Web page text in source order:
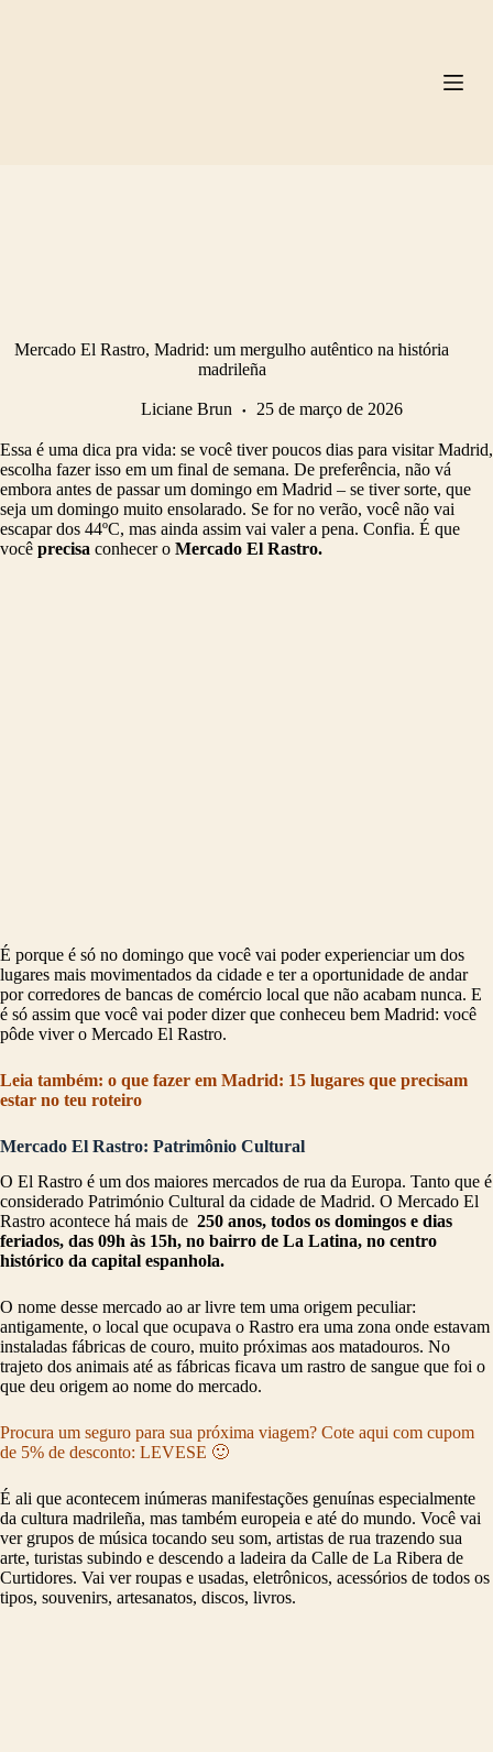
Mercado El Rastro, Madrid: um mergulho autêntico na história
madrileña
Liciane Brun 25 de março de 2026
Essa é uma dica pra vida: se você tiver poucos dias para visitar Madrid,
escolha fazer isso em um final de semana. De preferência, não vá
embora antes de passar um domingo em Madrid – se tiver sorte, que
seja um domingo muito ensolarado. Se for no verão, você não vai
escapar dos 44ºC, mas ainda assim vai valer a pena. Confia. É que
você precisa conhecer o Mercado El Rastro.
É porque é só no domingo que você vai poder experienciar um dos
lugares mais movimentados da cidade e ter a oportunidade de andar
por corredores de bancas de comércio local que não acabam nunca. E
é só assim que você vai poder dizer que conheceu bem Madrid: você
pôde viver o Mercado El Rastro.
Leia também: o que fazer em Madrid: 15 lugares que precisam
estar no teu roteiro
Mercado El Rastro: Patrimônio Cultural
O El Rastro é um dos maiores mercados de rua da Europa. Tanto que é
considerado Património Cultural da cidade de Madrid. O Mercado El
Rastro acontece há mais de 250 anos, todos os domingos e dias
feriados, das 09h às 15h, no bairro de La Latina, no centro
histórico da capital espanhola.
O nome desse mercado ao ar livre tem uma origem peculiar:
antigamente, o local que ocupava o Rastro era uma zona onde estavam
instaladas fábricas de couro, muito próximas aos matadouros. No
trajeto dos animais até as fábricas ficava um rastro de sangue que foi o
que deu origem ao nome do mercado.
Procura um seguro para sua próxima viagem? Cote aqui com cupom
de 5% de desconto: LEVESE 🙂
É ali que acontecem inúmeras manifestações genuínas especialmente
da cultura madrileña, mas também europeia e até do mundo. Você vai
ver grupos de música tocando seu som, artistas de rua trazendo sua
arte, turistas subindo e descendo a ladeira da Calle de La Ribera de
Curtidores. Vai ver roupas e usadas, eletrônicos, acessórios de todos os
tipos, souvenirs, artesanatos, discos, livros.